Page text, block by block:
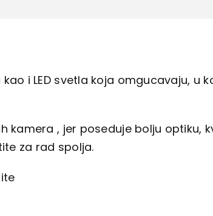
i LED svetla koja omgucavaju, u
kamera , jer poseduje bolju optiku,
za rad spolja.